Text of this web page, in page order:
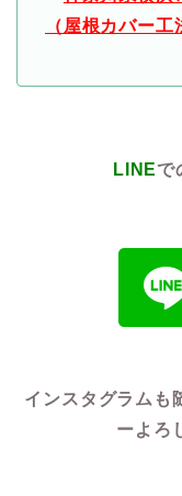
（屋根カバー工
LINEで
インスタグラムも
ーよろ